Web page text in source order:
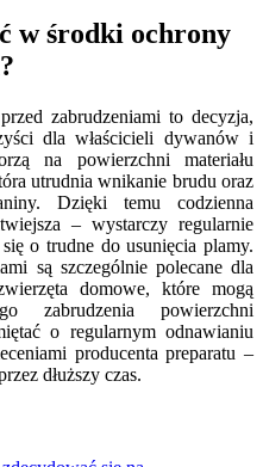
w środki ochrony
zabrudzeniami to decyzja,
dla właścicieli dywanów i
na powierzchni materiału
utrudnia wnikanie brudu oraz
Dzięki temu codzienna
– wystarczy regularnie
o trudne do usunięcia plamy.
są szczególnie polecane dla
domowe, które mogą
zabrudzenia powierzchni
o regularnym odnawianiu
producenta preparatu –
dłuższy czas.